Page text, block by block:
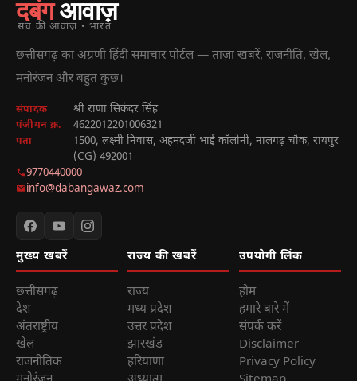
दबंगआवाज़
सच की आवाज़ • भारत
छत्तीसगढ़ का अग्रणी हिंदी समाचार पोर्टल — ताज़ा खबरें, राजनीति, खेल,
मनोरंजन और बहुत कुछ।
संपादक श्री राणा सिकंदर सिंह
पंजीयन क्र. 4622012201006321
पता
1500, लक्ष्मी निवास, अहमदजी भाई कॉलोनी, नालगढ़ चौक, रायपुर
(CG) 492001
9770440000
info@dabangawaz.com
मुख्य खबरें
छत्तीसगढ़
देश
अंतराष्ट्रीय
खेल
राजनीतिक
राज्य की खबरें
राज्य
मध्य प्रदेश
उत्तर प्रदेश
झारखंड
हरियाणा
उपयोगी लिंक
होम
हमारे बारे में
संपर्क करें
Disclaimer
Privacy Policy